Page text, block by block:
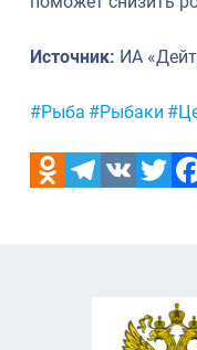
Источник: ИА
Метки:
#Рыба #Рыбаки